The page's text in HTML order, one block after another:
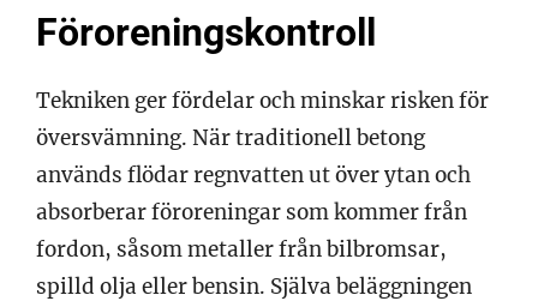
Föroreningskontroll
Tekniken ger fördelar och minskar risken för
översvämning. När traditionell betong
används flödar regnvatten ut över ytan och
absorberar föroreningar som kommer från
fordon, såsom metaller från bilbromsar,
spilld olja eller bensin. Själva beläggningen